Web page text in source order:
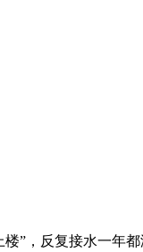
，反复接水一年都